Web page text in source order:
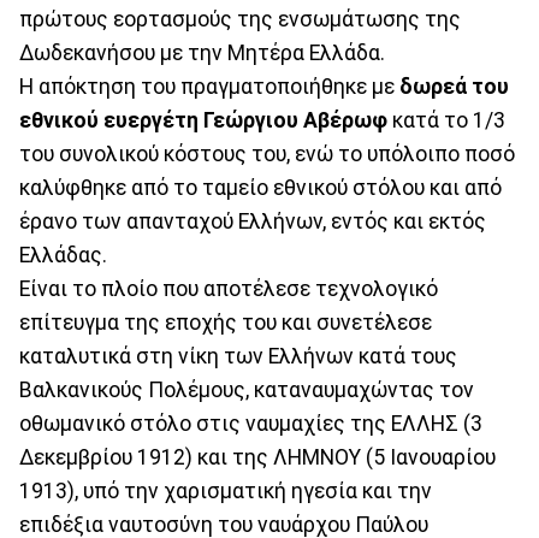
πρώτους εορτασμούς της ενσωμάτωσης της
Δωδεκανήσου με την Μητέρα Ελλάδα.
Η απόκτηση του πραγματοποιήθηκε με δωρεά του
εθνικού ευεργέτη Γεώργιου Αβέρωφ κατά το 1/3
του συνολικού κόστους του, ενώ το υπόλοιπο ποσό
καλύφθηκε από το ταμείο εθνικού στόλου και από
έρανο των απανταχού Ελλήνων, εντός και εκτός
Ελλάδας.
Είναι το πλοίο που αποτέλεσε τεχνολογικό
επίτευγμα της εποχής του και συνετέλεσε
καταλυτικά στη νίκη των Ελλήνων κατά τους
Βαλκανικούς Πολέμους, καταναυμαχώντας τον
οθωμανικό στόλο στις ναυμαχίες της ΕΛΛΗΣ (3
Δεκεμβρίου 1912) και της ΛΗΜΝΟΥ (5 Ιανουαρίου
1913), υπό την χαρισματική ηγεσία και την
επιδέξια ναυτοσύνη του ναυάρχου Παύλου